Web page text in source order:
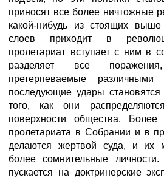
приносят все более ничтожные
какой-нибудь из стоящих
слоев приходит в
пролетариат вступает с ним в
разделяет все поражения,
претерпеваемые
последующие удары
того, как они
поверхности общества.
пролетариата в Собрании и в
делаются жертвой суда, и их
более сомнительные личности.
пускается на доктринерские